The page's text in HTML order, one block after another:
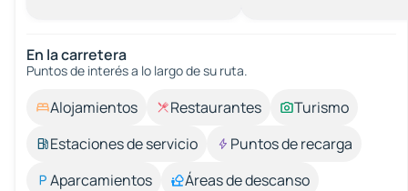
En la carretera
Puntos de interés a lo largo de su ruta.
Alojamientos Restaurantes
Turismo
Estaciones de servicio
Puntos de recarga
Aparcamientos
Áreas de descanso